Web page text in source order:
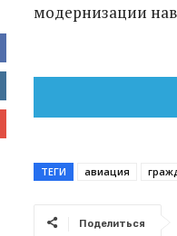
модернизации
ТЕГИ авиация
Поделиться